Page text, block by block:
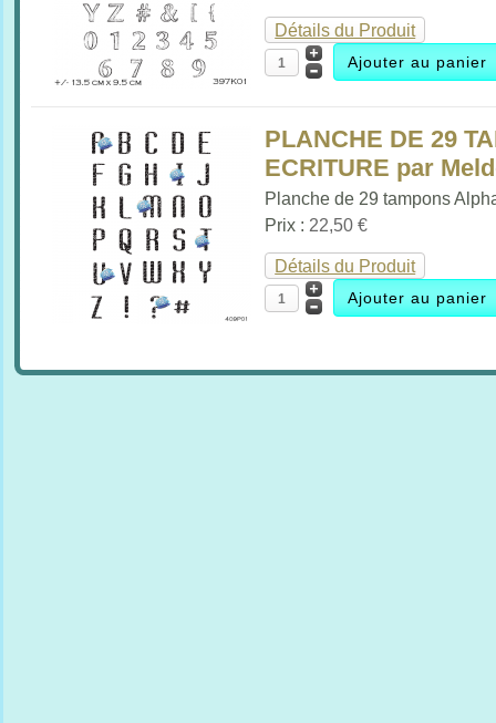
Détails du Produit
PLANCHE DE 29
ECRITURE par
Planche de 29 tampons
Prix : 22,50 €
Détails du Produit